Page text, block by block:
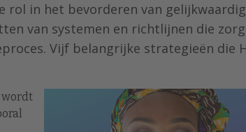
rol in het bevorderen van
van systemen en richtlijnen die
Vijf belangrijke strategieën die
wordt